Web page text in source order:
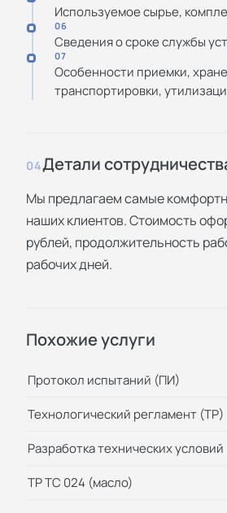
Используемое сырье,
06
Сведения о сроке службы
07
Особенности приемки,
транспортировки,
04Детали
Мы предлагаем самые
наших клиентов. Стоимость
рублей, продолжительность
рабочих дней.
Похожие услуги
Протокол испытаний (ПИ)
Технологический регламент (ТР)
Разработка технических
ТР ТС 024 (масло)